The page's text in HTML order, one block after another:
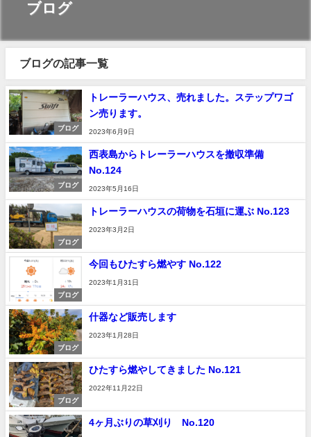
ブログ
ブログの記事一覧
ブログ
トレーラーハウス、売れました。ステップワゴ
ン売ります。
2023年6月9日
ブログ
西表島からトレーラーハウスを撤収準備
No.124
2023年5月16日
ブログ
トレーラーハウスの荷物を石垣に運ぶ No.123
2023年3月2日
ブログ
今回もひたすら燃やす No.122
2023年1月31日
ブログ
什器など販売します
2023年1月28日
ブログ
ひたすら燃やしてきました No.121
2022年11月22日
4ヶ月ぶりの草刈り No.120